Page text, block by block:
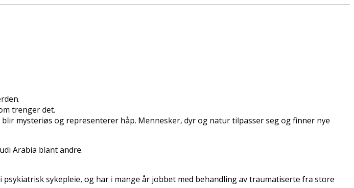
trenger det.
mysteriøs og representerer håp. Mennesker, dyr og natur tilpasser seg og finner nye
Arabia blant andre.
sykepleie, og har i mange år jobbet med behandling av traumatiserte fra store